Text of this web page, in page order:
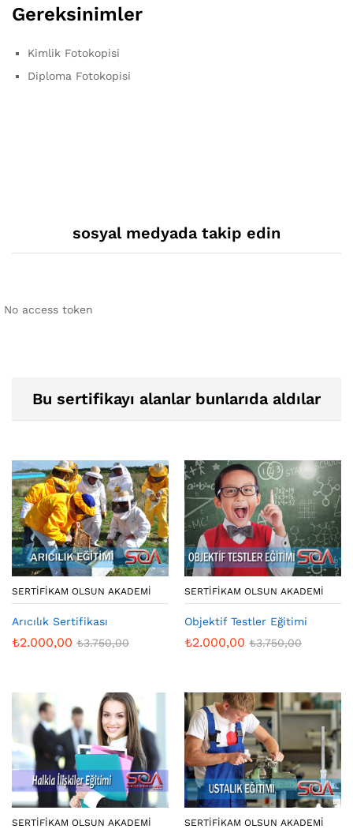
Gereksinimler
Kimlik Fotokopisi
Diploma Fotokopisi
sosyal medyada takip edin
No access token
Bu sertifikayı alanlar bunlarıda aldılar
SERTIFIKAM OLSUN AKADEMI
Arıcılık Sertifikası
₺2.000,00 ₺3.750,00
SERTIFIKAM OLSUN AKADEMI
Objektif Testler Eğitimi
₺2.000,00 ₺3.750,00
SERTIFIKAM OLSUN AKADEMI SERTIFIKAM OLSUN AKADEMI